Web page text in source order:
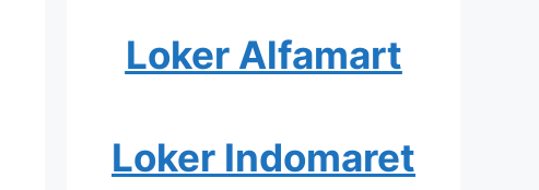
Loker Alfamart
Loker Indomaret